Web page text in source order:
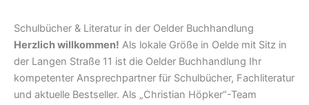
Schulbücher & Literatur in der Oelder Buchhandlung
Herzlich willkommen! Als lokale Größe in Oelde mit Sitz in
der Langen Straße 11 ist die Oelder Buchhandlung Ihr
kompetenter Ansprechpartner für Schulbücher, Fachliteratur
und aktuelle Bestseller. Als „Christian Höpker“-Team